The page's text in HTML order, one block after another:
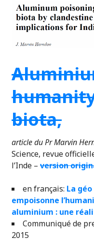
biota,
article du Pr Marvin
Science, revue
l’Inde – version
en français: La
empoisonne
aluminium : une
Communiqué de
2015